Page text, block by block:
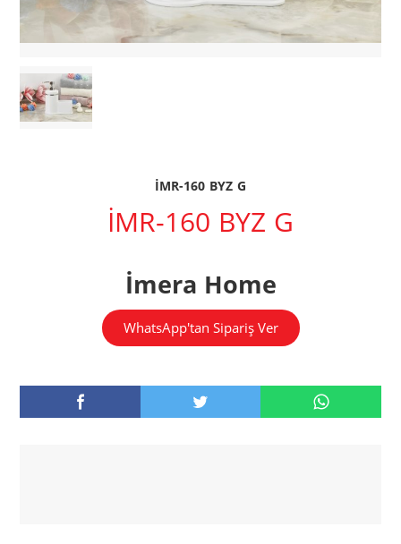
İMR-160 BYZ G
İMR-160 BYZ G
İmera Home
WhatsApp'tan Sipariş Ver